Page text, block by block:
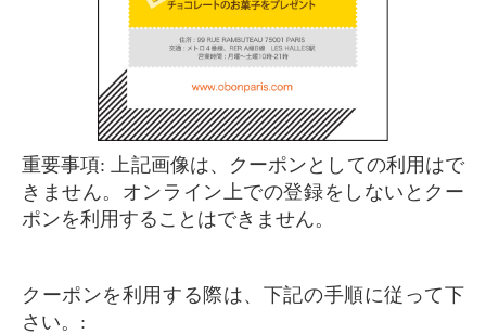
重要事項: 上記画像は、クーポンとしての利用はで
きません。オンライン上での登録をしないとクー
ポンを利用することはできません。
クーポンを利用する際は、下記の手順に従って下
さい。: